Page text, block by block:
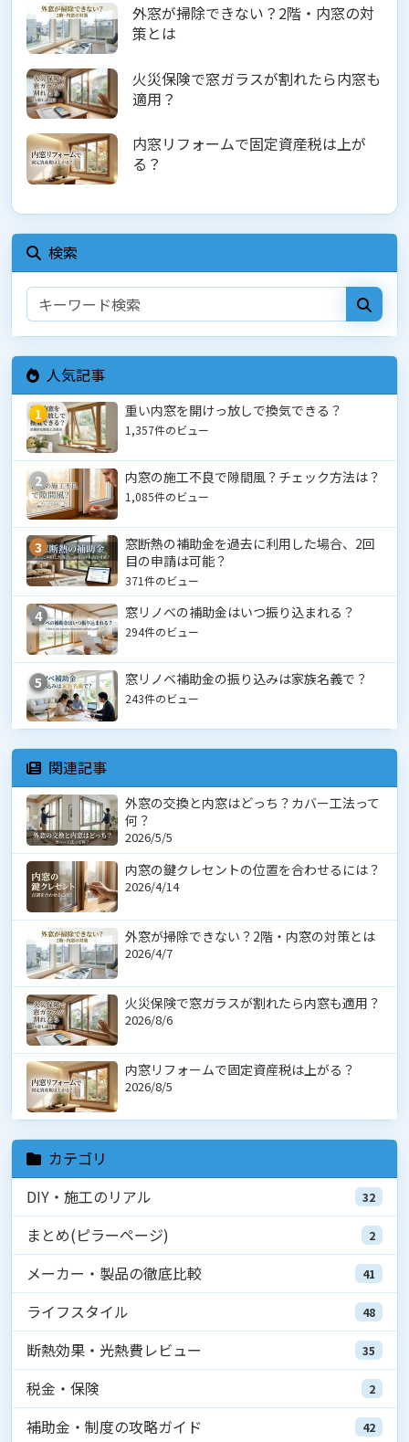
外窓が掃除できない？2階・内窓の対
策とは
火災保険で窓ガラスが割れたら内窓も
適用？
内窓リフォームで固定資産税は上が
る？
検索
人気記事
1 重い内窓を開けっ放しで換気できる？
1,357件のビュー
2 内窓の施工不良で隙間風？チェック方法は？
1,085件のビュー
3
窓断熱の補助金を過去に利用した場合、2回
目の申請は可能？
371件のビュー
4 窓リノベの補助金はいつ振り込まれる？
294件のビュー
5 窓リノベ補助金の振り込みは家族名義で？
243件のビュー
関連記事
外窓の交換と内窓はどっち？カバー工法って
何？
2026/5/5
内窓の鍵クレセントの位置を合わせるには？
2026/4/14
外窓が掃除できない？2階・内窓の対策とは
2026/4/7
火災保険で窓ガラスが割れたら内窓も適用？
2026/8/6
内窓リフォームで固定資産税は上がる？
2026/8/5
カテゴリ
DIY・施工のリアル
32
まとめ(ピラーページ) 2
メーカー・製品の徹底比較 41
ライフスタイル 48
断熱効果・光熱費レビュー 35
税金・保険 2
補助金・制度の攻略ガイド 42